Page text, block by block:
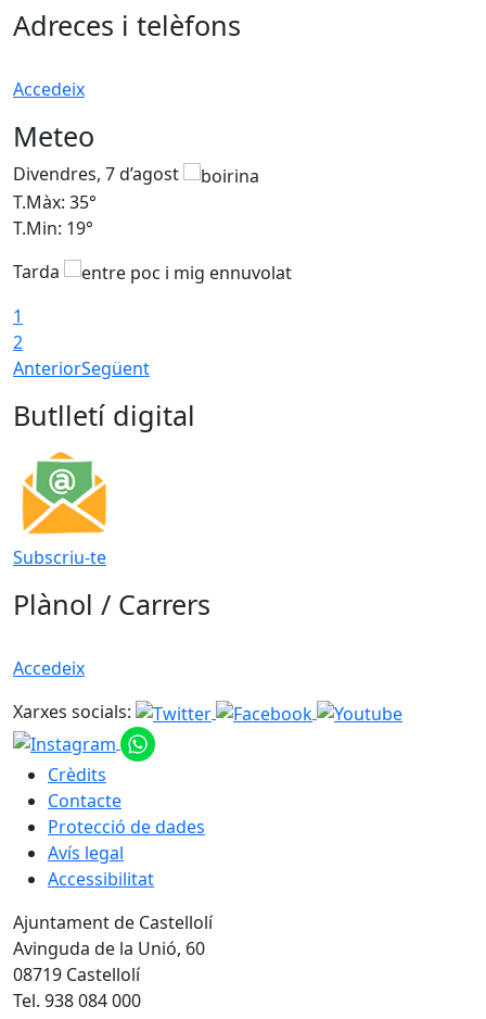
Adreces i telèfons
Accedeix
Meteo
Divendres, 7 d’agost
T.Màx: 35°
T.Min: 19°
Tarda
1
2
AnteriorSegüent
Butlletí digital
Subscriu-te
Plànol / Carrers
Accedeix
Xarxes socials:
Crèdits
Contacte
Protecció de dades
Avís legal
Accessibilitat
Ajuntament de Castellolí
Avinguda de la Unió, 60
08719 Castellolí
Tel. 938 084 000